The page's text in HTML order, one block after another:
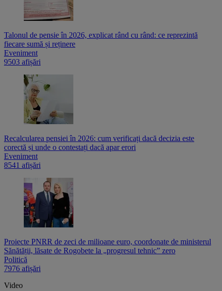
Talonul de pensie în 2026, explicat rând cu rând: ce reprezintă
fiecare sumă și reținere
Eveniment
9503 afișări
Recalcularea pensiei în 2026: cum verificați dacă decizia este
corectă și unde o contestați dacă apar erori
Eveniment
8541 afișări
Proiecte PNRR de zeci de milioane euro, coordonate de ministerul
Sănătății, lăsate de Rogobete la „progresul tehnic” zero
Politică
7976 afișări
Video